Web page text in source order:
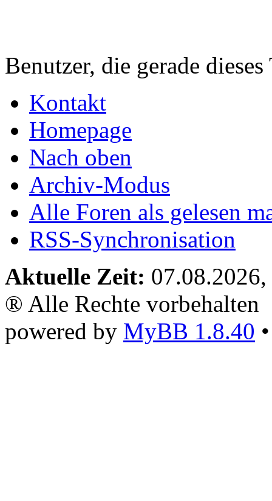
Benutzer, die gerade
Kontakt
Homepage
Nach oben
Archiv-Modus
Alle Foren als gelesen
RSS-Synchronisation
Aktuelle Zeit:
® Alle Rechte vorbehalten
powered by MyBB 1.8.40